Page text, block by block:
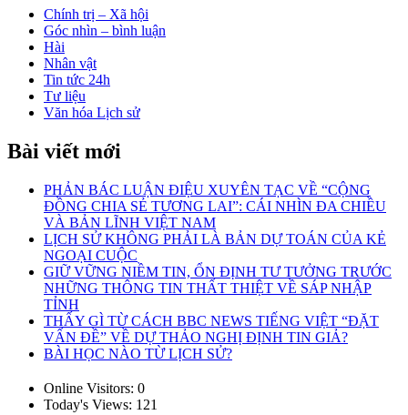
Chính trị – Xã hội
Góc nhìn – bình luận
Hài
Nhân vật
Tin tức 24h
Tư liệu
Văn hóa Lịch sử
Bài viết mới
PHẢN BÁC LUẬN ĐIỆU XUYÊN TẠC VỀ “CỘNG
ĐỒNG CHIA SẺ TƯƠNG LAI”: CÁI NHÌN ĐA CHIỀU
VÀ BẢN LĨNH VIỆT NAM
LỊCH SỬ KHÔNG PHẢI LÀ BẢN DỰ TOÁN CỦA KẺ
NGOẠI CUỘC
GIỮ VỮNG NIỀM TIN, ỔN ĐỊNH TƯ TƯỞNG TRƯỚC
NHỮNG THÔNG TIN THẤT THIỆT VỀ SÁP NHẬP
TỈNH
THẤY GÌ TỪ CÁCH BBC NEWS TIẾNG VIỆT “ĐẶT
VẤN ĐỀ” VỀ DỰ THẢO NGHỊ ĐỊNH TIN GIẢ?
BÀI HỌC NÀO TỪ LỊCH SỬ?
Online Visitors: 0
Today's Views: 121